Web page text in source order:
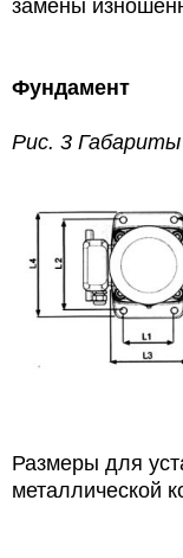
замены
Фундамент
Рис. 3
Размеры для
металлической